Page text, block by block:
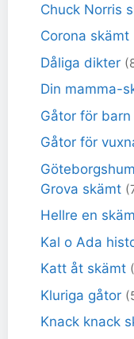
Chuck Norris
Corona skämt
Dåliga dikter
Din mamma-
Gåtor för barn
Gåtor för
Grova skämt
Hellre en
Kal o Ada
Katt åt skämt
Kluriga gåtor
Knack knack